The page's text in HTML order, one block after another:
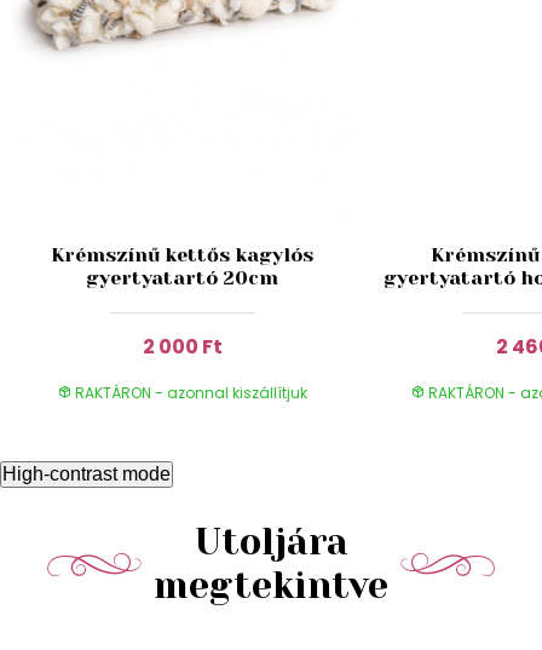
Krémszínű kettős kagylós
gyertyatartó 20cm
2 000 Ft
RAKTÁRON - azonnal kiszállítjuk
gyertyatartó
2
RAKTÁRON -
High-contrast mode
Utoljára
megtekintve